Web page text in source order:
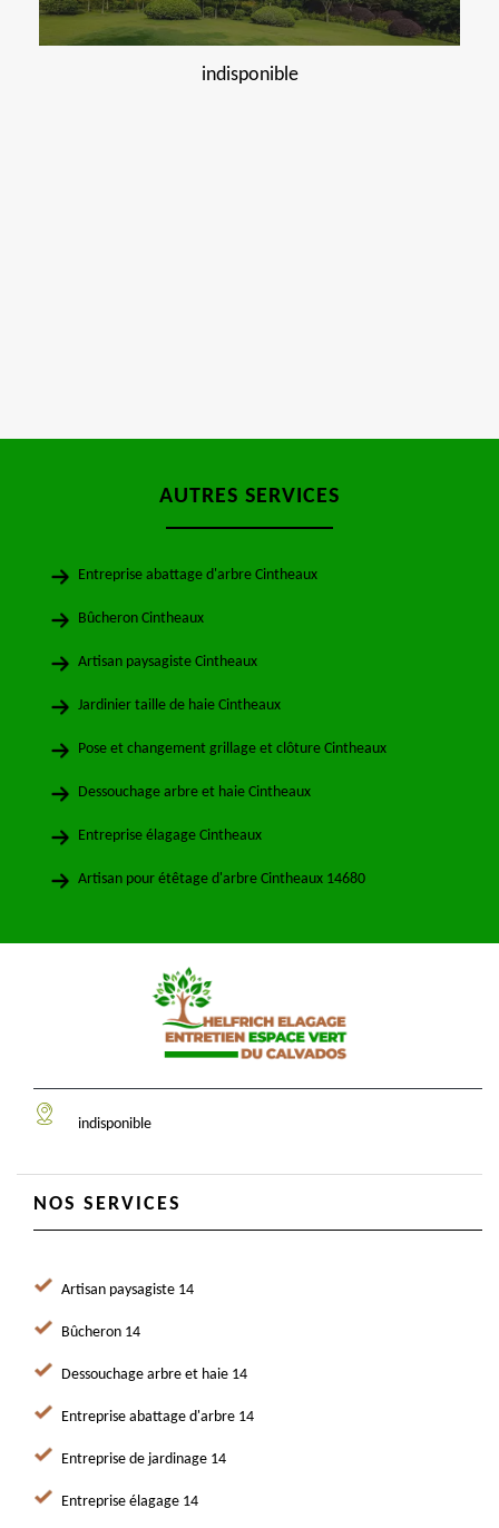
indisponible
AUTRES SERVICES
Entreprise abattage d'arbre Cintheaux
Bûcheron Cintheaux
Artisan paysagiste Cintheaux
Jardinier taille de haie Cintheaux
Pose et changement grillage et clôture Cintheaux
Dessouchage arbre et haie Cintheaux
Entreprise élagage Cintheaux
Artisan pour étêtage d'arbre Cintheaux 14680
indisponible
NOS SERVICES
Artisan paysagiste 14
Bûcheron 14
Dessouchage arbre et haie 14
Entreprise abattage d'arbre 14
Entreprise de jardinage 14
Entreprise élagage 14